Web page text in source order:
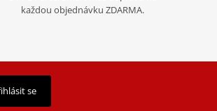
každou objednávku ZDARMA.
se